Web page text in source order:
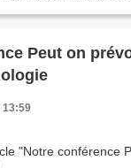
Peut on
13:59